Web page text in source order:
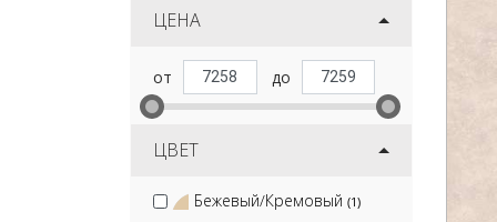
ЦЕНА
ЦВЕТ
Бежевый/Кремовый (1)